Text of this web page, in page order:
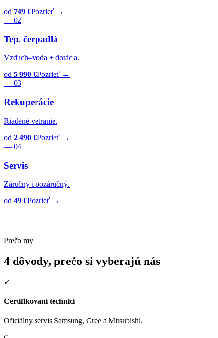
od 749 €Pozrieť →
— 02
Tep. čerpadlá
Vzduch–voda + dotácia.
od 5 990 €Pozrieť →
— 03
Rekuperácie
Riadené vetranie.
od 2 490 €Pozrieť →
— 04
Servis
Záručný i pozáručný.
od 49 €Pozrieť →
Prečo my
4 dôvody, prečo si vyberajú nás
✓
Certifikovaní technici
Oficiálny servis Samsung, Gree a Mitsubishi.